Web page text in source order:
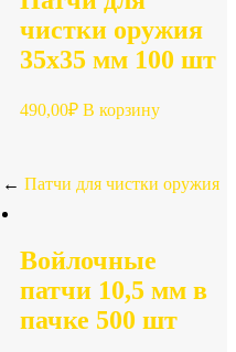
чистки оружия
35х35 мм 100 шт
490,00₽ В корзину
Войлочные
патчи 10,5 мм в
пачке 500 шт
←Патчи для чистки оружия